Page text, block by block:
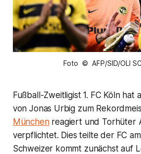
Foto © AFP/SID/OLI
Fußball-Zweitligist 1. FC Köln hat
von Jonas Urbig zum
Münchenreagiert und Torhüter
verpflichtet. Dies teilte der FC
Schweizer kommt zunächst auf